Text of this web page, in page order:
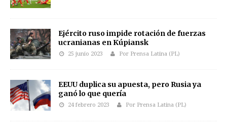
Ejército ruso impide rotación de fuerzas
ucranianas en Kúpiansk
25 junio 2023 Por Prensa Latina (PL)
EEUU duplica su apuesta, pero Rusia ya
ganó lo que quería
24 febrero 2023 Por Prensa Latina (PL)